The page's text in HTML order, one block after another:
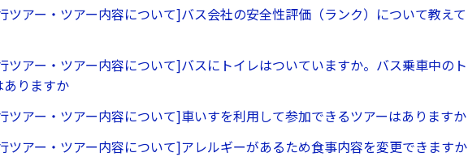
ツアー・ツアー内容について]バス会社の安全性評価（ランク）について教えて
ツアー・ツアー内容について]バスにトイレはついていますか。バス乗車中のト
りますか
ツアー・ツアー内容について]車いすを利用して参加できるツアーはありますか
ツアー・ツアー内容について]アレルギーがあるため食事内容を変更できますか